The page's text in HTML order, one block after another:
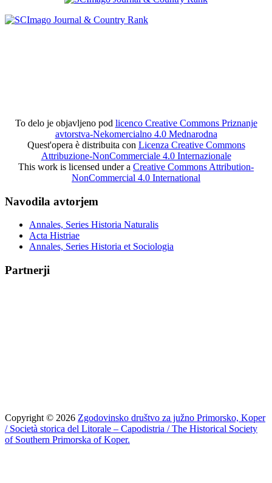
To delo je objavljeno pod licenco Creative Commons Priznanje
avtorstva-Nekomercialno 4.0 Mednarodna
Quest'opera è distribuita con Licenza Creative Commons
Attribuzione-NonCommerciale 4.0 Internazionale
This work is licensed under a Creative Commons Attribution-
NonCommercial 4.0 International
Navodila avtorjem
Annales, Series Historia Naturalis
Acta Histriae
Annales, Series Historia et Sociologia
Partnerji
Copyright © 2026 Zgodovinsko društvo za južno Primorsko, Koper
/ Società storica del Litorale – Capodistria / The Historical Society
of Southern Primorska of Koper.